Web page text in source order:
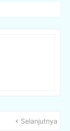
Selanjutnya